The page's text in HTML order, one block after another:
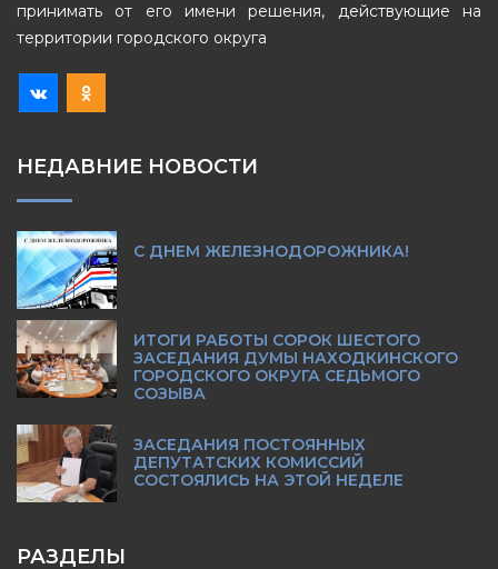
принимать от его имени решения, действующие на
территории городского округа
НЕДАВНИЕ НОВОСТИ
С ДНЕМ ЖЕЛЕЗНОДОРОЖНИКА!
ИТОГИ РАБОТЫ СОРОК ШЕСТОГО
ЗАСЕДАНИЯ ДУМЫ НАХОДКИНСКОГО
ГОРОДСКОГО ОКРУГА СЕДЬМОГО
СОЗЫВА
ЗАСЕДАНИЯ ПОСТОЯННЫХ
ДЕПУТАТСКИХ КОМИССИЙ
СОСТОЯЛИСЬ НА ЭТОЙ НЕДЕЛЕ
РАЗДЕЛЫ